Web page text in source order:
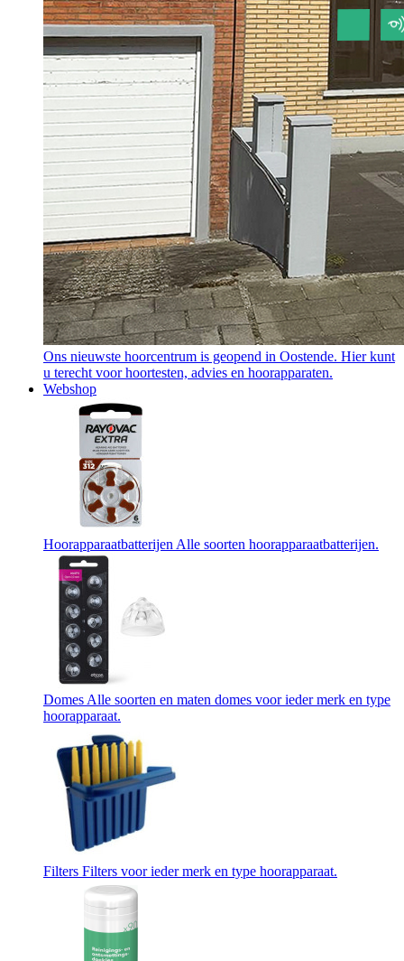
Ons nieuwste hoorcentrum is geopend in Oostende. Hier kunt
u terecht voor hoortesten, advies en hoorapparaten.
Webshop
Hoorapparaatbatterijen Alle soorten hoorapparaatbatterijen.
Domes Alle soorten en maten domes voor ieder merk en type
hoorapparaat.
Filters Filters voor ieder merk en type hoorapparaat.